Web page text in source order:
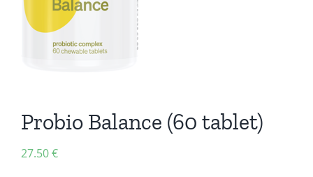
Probio Balance (60 tablet)
27.50€